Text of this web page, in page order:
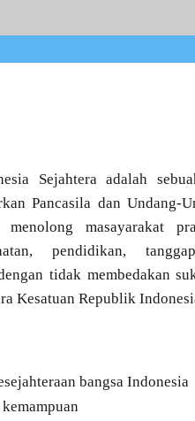
Sejahtera adalah
Pancasila dan Undang-
masayarakat
pendidikan,
tidak membedakan
Kesatuan Republik
bangsa Indonesia